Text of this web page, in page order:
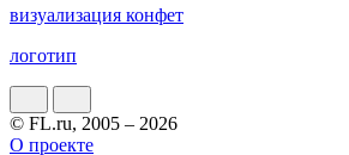
визуализация конфет
логотип
© FL.ru, 2005 – 2026
О проекте